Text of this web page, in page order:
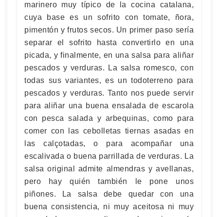
marinero muy típico de la cocina catalana,
cuya base es un sofrito con tomate, ñora,
pimentón y frutos secos. Un primer paso sería
separar el sofrito hasta convertirlo en una
picada, y finalmente, en una salsa para aliñar
pescados y verduras. La salsa romesco, con
todas sus variantes, es un todoterreno para
pescados y verduras. Tanto nos puede servir
para aliñar una buena ensalada de escarola
con pesca salada y arbequinas, como para
comer con las cebolletas tiernas asadas en
las calçotadas, o para acompañar una
escalivada o buena parrillada de verduras. La
salsa original admite almendras y avellanas,
pero hay quién también le pone unos
piñones. La salsa debe quedar con una
buena consistencia, ni muy aceitosa ni muy